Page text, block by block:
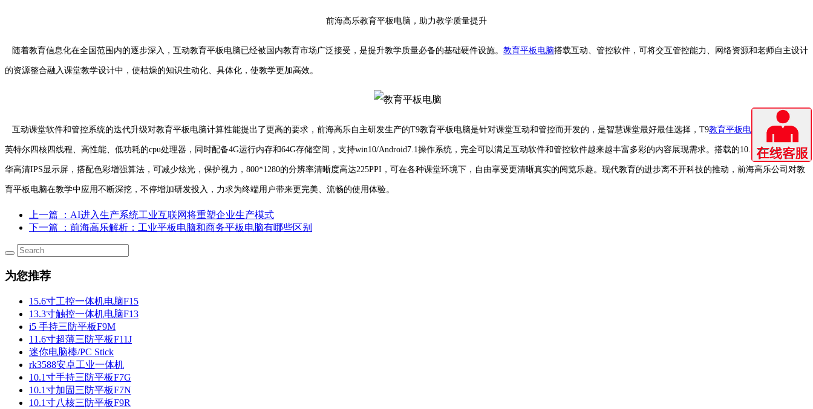
前海高乐教育平板电脑，助力教学质量提升
随着教育信息化在全国范围内的逐步深入，互动教育平板电脑已经被国内教育市场广泛接受，是提升教学质量必备的基础硬件设施。 教育平板电脑搭载互动、管控软件，可将交互管控能力、网络资源和老师自主设计
的资源整合融入课堂教学设计中，使枯燥的知识生动化、具体化，使教学更加高效。
互动课堂软件和管控系统的迭代升级对教育平板电脑计算性能提出了更高的要求，前海高乐自主研发生产的T9教育平板电脑是针对课堂互动和管控而开发的，是智慧课堂最好最佳选择，T9教育平板电脑 ，都是采用
英特尔四核四线程、高性能、低功耗的cpu处理器，同时配备4G运行内存和64G存储空间，支持win10/Android7.1操作系统，完全可以满足互动软件和管控软件越来越丰富多彩的内容展现需求。搭载的10.1英寸1080P奢
华高清IPS显示屏，搭配色彩增强算法，可减少炫光，保护视力，800*1280的分辨率清晰度高达225PPI，可在各种课堂环境下，自由享受更清晰真实的阅览乐趣。现代教育的进步离不开科技的推动，前海高乐公司对教
育平板电脑在教学中应用不断深挖，不停增加研发投入，力求为终端用户带来更完美、流畅的使用体验。
上一篇
：AI进入生产系统工业互联网将重塑企业生产模式
下一篇
：前海高乐解析：工业平板电脑和商务平板电脑有哪些区别
为您推荐
15.6寸工控一体机电脑F15
13.3寸触控一体机电脑F13
i5 手持三防平板F9M
11.6寸超薄三防平板F11J
迷你电脑棒/PC Stick
rk3588安卓工业一体机
10.1寸手持三防平板F7G
10.1寸加固三防平板F7N
10.1寸八核三防平板F9R